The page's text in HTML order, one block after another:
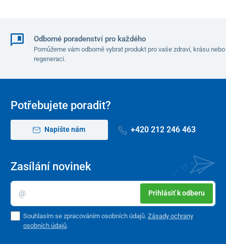
Odborné poradenství pro každého
Pomůžeme vám odborně vybrat produkt pro vaše zdraví, krásu nebo
regeneraci.
Potřebujete poradit?
Napište nám +420 212 246 463
Zasílání novinek
Prihlásiť k odberu
Souhlasím se zpracováním osobních údajů.Zásady ochrany
osobních údajů.